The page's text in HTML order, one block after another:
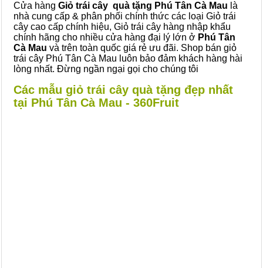
Cửa hàng Giỏ trái cây quà tặng Phú Tân Cà Mau là
nhà cung cấp & phân phối chính thức các loại Giỏ trái
cây cao cấp chính hiệu, Giỏ trái cây hàng nhập khẩu
chính hãng cho nhiều cửa hàng đại lý lớn ở Phú Tân
Cà Mau và trên toàn quốc giá rẻ ưu đãi. Shop bán giỏ
trái cây Phú Tân Cà Mau luôn bảo đảm khách hàng hài
lòng nhất. Đừng ngần ngại gọi cho chúng tôi
Các mẫu giỏ trái cây quà tặng đẹp nhất
tại Phú Tân Cà Mau - 360Fruit